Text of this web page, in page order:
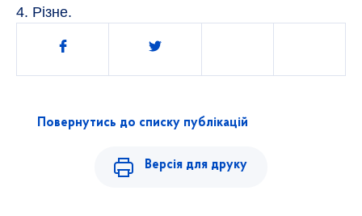
4. Різне.
Поділитись
Повернутись до списку публікацій
Версія для друку